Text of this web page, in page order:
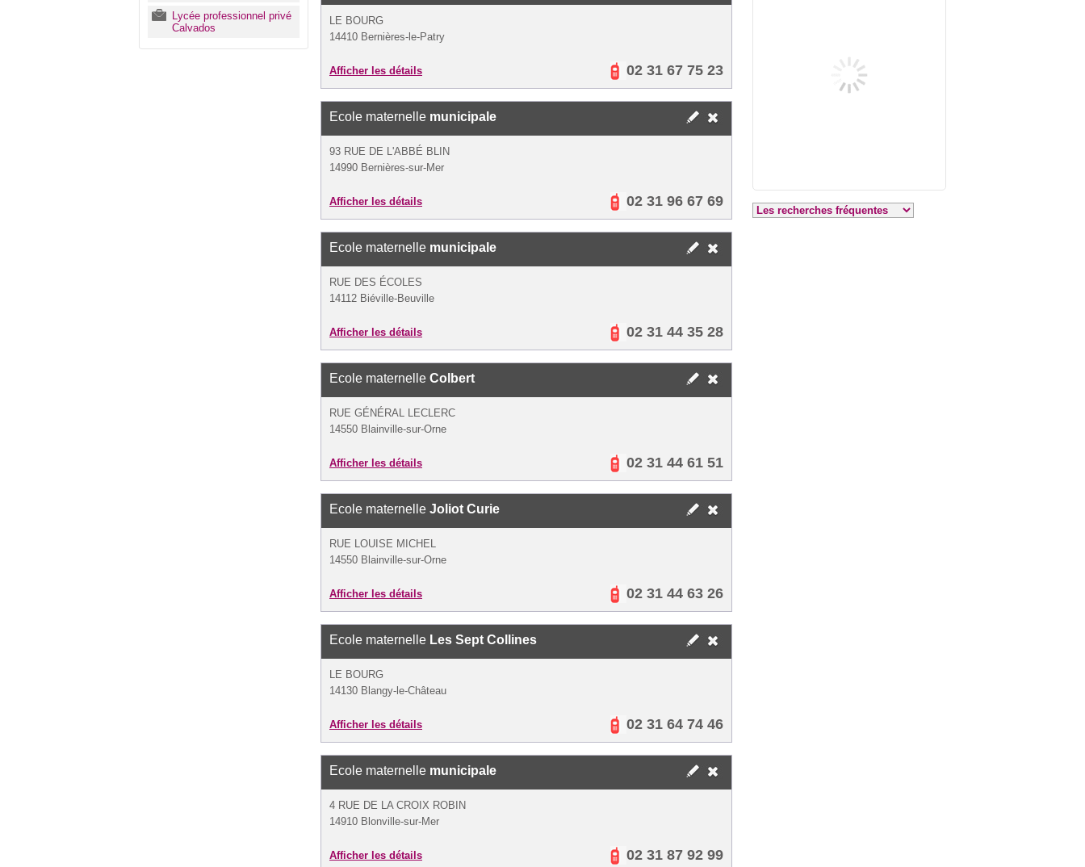
Lycée professionnel privé
Calvados
LE BOURG
14410 Bernières-le-Patry
Afficher les détails 02 31 67 75 23
Ecole maternelle municipale
93 RUE DE L'ABBÉ BLIN
14990 Bernières-sur-Mer
Afficher les détails 02 31 96 67 69
Ecole maternelle municipale
RUE DES ÉCOLES
14112 Biéville-Beuville
Afficher les détails 02 31 44 35 28
Ecole maternelle Colbert
RUE GÉNÉRAL LECLERC
14550 Blainville-sur-Orne
Afficher les détails 02 31 44 61 51
Ecole maternelle Joliot Curie
RUE LOUISE MICHEL
14550 Blainville-sur-Orne
Afficher les détails 02 31 44 63 26
Ecole maternelle Les Sept Collines
LE BOURG
14130 Blangy-le-Château
Afficher les détails 02 31 64 74 46
Ecole maternelle municipale
4 RUE DE LA CROIX ROBIN
14910 Blonville-sur-Mer
Afficher les détails 02 31 87 92 99